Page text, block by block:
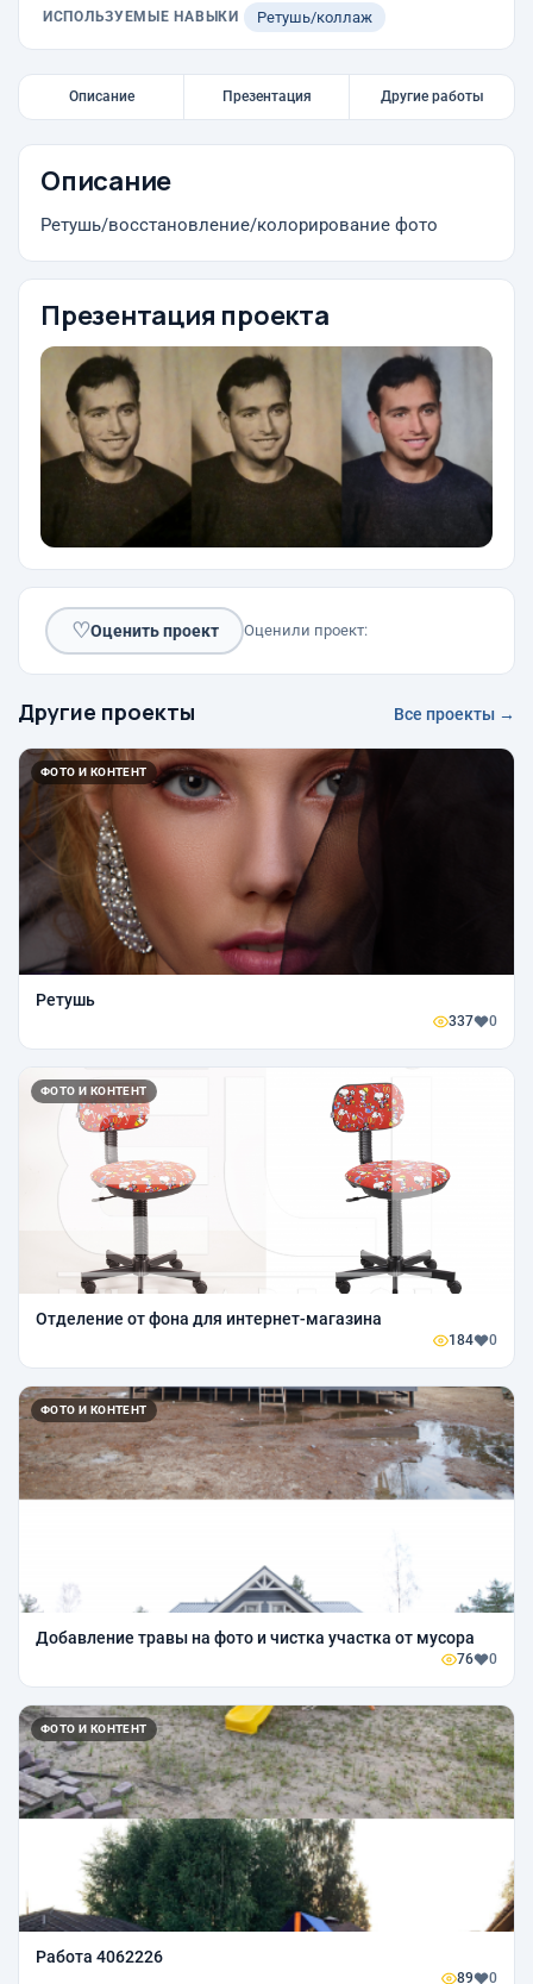
ИСПОЛЬЗУЕМЫЕ НАВЫКИ Ретушь/коллаж
Описание Презентация Другие работы
Описание
Ретушь/восстановление/колорирование фото
Презентация проекта
♡Оценить проект Оценили проект:
Другие проекты Все проекты →
ФОТО И КОНТЕНТ
Ретушь
337 0
ФОТО И КОНТЕНТ
Отделение от фона для интернет-магазина
184 0
ФОТО И КОНТЕНТ
Добавление травы на фото и чистка участка от мусора
76 0
ФОТО И КОНТЕНТ
Работа 4062226
89 0